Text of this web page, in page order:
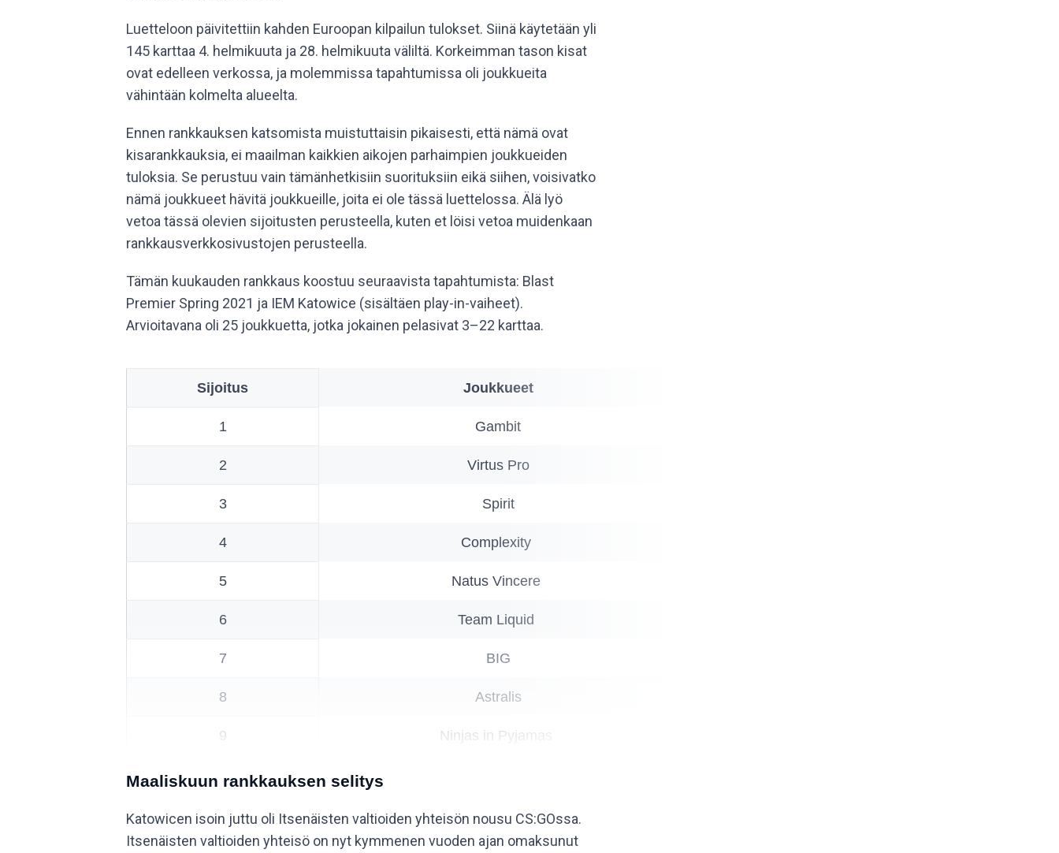
Luetteloon päivitettiin kahden Euroopan kilpailun tulokset. Siinä käytetään yli
145 karttaa 4. helmikuuta ja 28. helmikuuta väliltä. Korkeimman tason kisat
ovat edelleen verkossa, ja molemmissa tapahtumissa oli joukkueita
vähintään kolmelta alueelta.
Ennen rankkauksen katsomista muistuttaisin pikaisesti, että nämä ovat
kisarankkauksia, ei maailman kaikkien aikojen parhaimpien joukkueiden
tuloksia. Se perustuu vain tämänhetkisiin suorituksiin eikä siihen, voisivatko
nämä joukkueet hävitä joukkueille, joita ei ole tässä luettelossa. Älä lyö
vetoa tässä olevien sijoitusten perusteella, kuten et löisi vetoa muidenkaan
rankkausverkkosivustojen perusteella.
Tämän kuukauden rankkaus koostuu seuraavista tapahtumista: Blast
Premier Spring 2021 ja IEM Katowice (sisältäen play-in-vaiheet).
Arvioitavana oli 25 joukkuetta, jotka jokainen pelasivat 3–22 karttaa.
Sijoitus Joukkueet
1 Gambit
2 Virtus Pro
3 Spirit
4 Complexity
5 Natus Vincere
6 Team Liquid
7 BIG
8 Astralis
9 Ninjas in Pyjamas
10
Maaliskuun rankkauksen selitys
Katowicen isoin juttu oli Itsenäisten valtioiden yhteisön nousu CS:GOssa.
Itsenäisten valtioiden yhteisö on nyt kymmenen vuoden ajan omaksunut